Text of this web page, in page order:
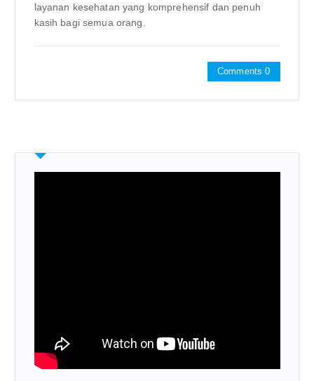
layanan kesehatan yang komprehensif dan penuh
kasih bagi semua orang.
Comments 0